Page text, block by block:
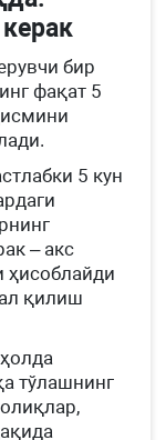
бир
фақат 5
5 кун
– акс
ҳисоблайди
қилиш
тўлашнинг